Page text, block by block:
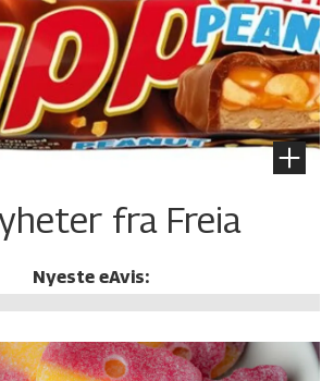
fra Freia
Nyeste eAvis: